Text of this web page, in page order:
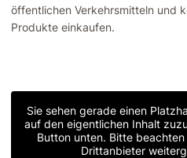
öffentlichen Verkehrsmitteln und
Produkte einkaufen.
Sie sehen gerade einen
auf den eigentlichen Inhalt
Button unten. Bitte
Drittanbieter